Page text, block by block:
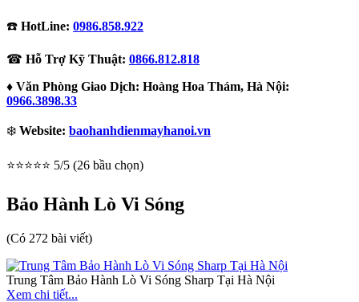
☎️ HotLine: 0986.858.922
☎ Hỗ Trợ Kỹ Thuật: 0866.812.818
♦ Văn Phòng Giao Dịch: Hoàng Hoa Thám, Hà Nội:
0966.3898.33
❄️ Website: baohanhdienmayhanoi.vn
⭐⭐⭐⭐⭐ 5/5 (26 bầu chọn)
Bảo Hành Lò Vi Sóng
(Có 272 bài viết)
Trung Tâm Bảo Hành Lò Vi Sóng Sharp Tại Hà Nội
Xem chi tiết...